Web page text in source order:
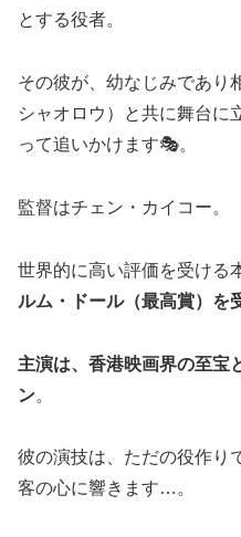
とする役者。
その彼が、幼なじみであり
シャオロウ）と共に舞台に
って追いかけます🎭。
監督はチェン・カイコー。
世界的に高い評価を受ける
ルム・ドール（最高賞）を
主演は、香港映画界の至宝
ン。
彼の演技は、ただの役作り
客の心に響きます…。